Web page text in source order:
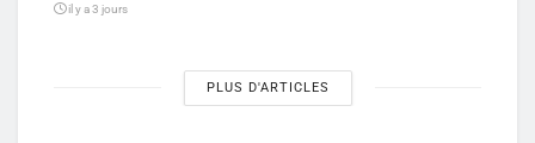
il y a 3 jours
PLUS D'ARTICLES